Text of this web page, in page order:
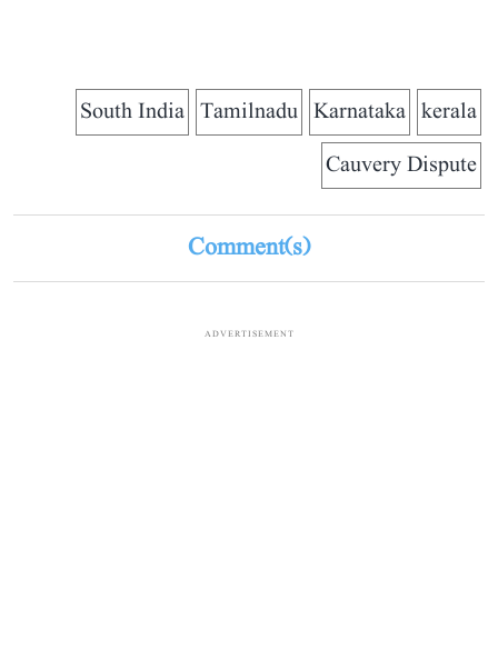
kerala
Karnataka
Tamilnadu
South India
Cauvery Dispute
Comment(s)
ADVERTISEMENT